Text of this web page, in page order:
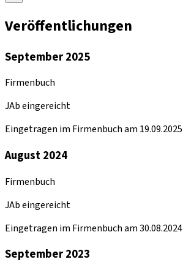
Veröffentlichungen
September 2025
Firmenbuch
JAb eingereicht
Eingetragen im Firmenbuch am 19.09.2025
August 2024
Firmenbuch
JAb eingereicht
Eingetragen im Firmenbuch am 30.08.2024
September 2023